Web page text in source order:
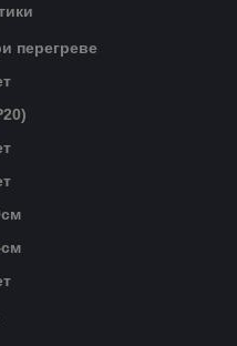
перегреве